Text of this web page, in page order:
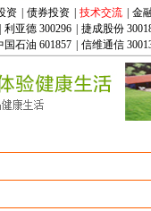
资 债券投资 技术交流 金
利亚德 300296 捷成股份
国石油 601857 信维通信